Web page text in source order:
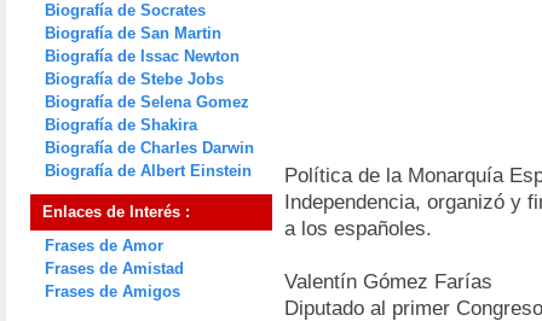
Biografía de Socrates
Biografía de San Martin
Biografía de Issac Newton
Biografía de Stebe Jobs
Biografía de Selena Gomez
Biografía de Shakira
Biografía de Charles Darwin
Biografía de Albert Einstein
Enlaces de Interés :
Frases de Amor
Frases de Amistad
Frases de Amigos
Política de la Monarquía
Independencia, organizó y
a los españoles.
Valentín Gómez Farías
Diputado al primer